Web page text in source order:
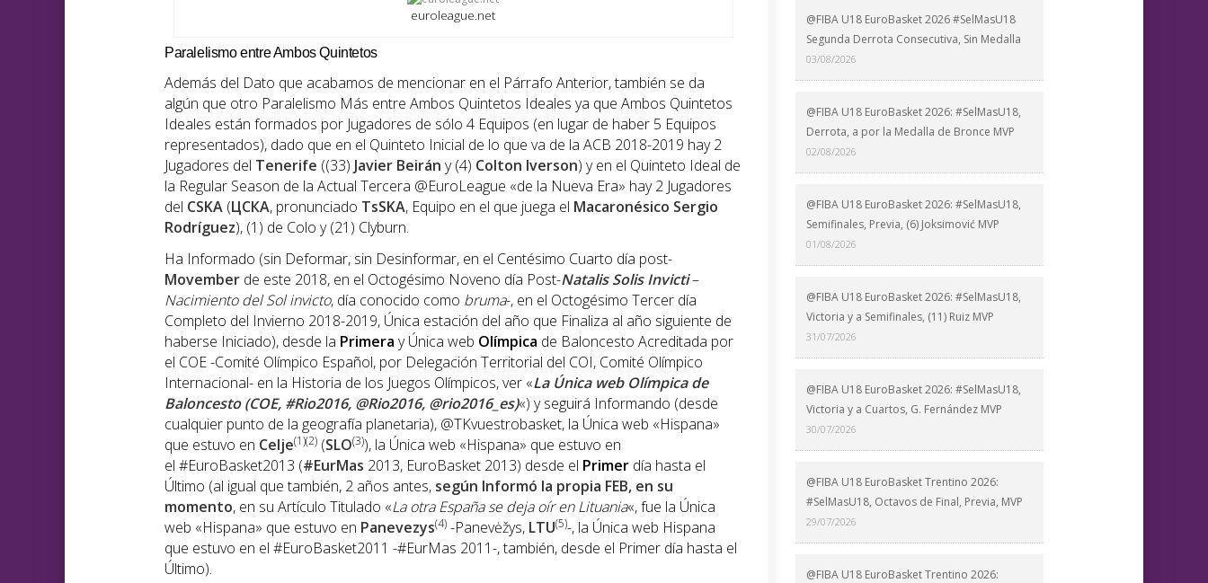
euroleague.net
Paralelismo entre Ambos Quintetos
Además del Dato que acabamos de mencionar en el Párrafo Anterior, también se da
algún que otro Paralelismo Más entre Ambos Quintetos Ideales ya que Ambos Quintetos
Ideales están formados por Jugadores de sólo 4 Equipos (en lugar de haber 5 Equipos
representados), dado que en el Quinteto Inicial de lo que va de la ACB 2018-2019 hay 2
Jugadores del Tenerife ((33) Javier Beirán y (4) Colton Iverson) y en el Quinteto Ideal de
la Regular Season de la Actual Tercera @EuroLeague «de la Nueva Era» hay 2 Jugadores
del CSKA (ЦСКА, pronunciado TsSKA, Equipo en el que juega el Macaronésico Sergio
Rodríguez), (1) de Colo y (21) Clyburn.
Ha Informado (sin Deformar, sin Desinformar, en el Centésimo Cuarto día post-
Movember de este 2018, en el Octogésimo Noveno día Post-Natalis Solis Invicti–
Nacimiento del Sol invicto, día conocido como bruma-, en el Octogésimo Tercer día
Completo del Invierno 2018-2019, Única estación del año que Finaliza al año siguiente de
haberse Iniciado), desde la Primera y Única web Olímpica de Baloncesto Acreditada por
el COE -Comité Olímpico Español, por Delegación Territorial del COI, Comité Olímpico
Internacional- en la Historia de los Juegos Olímpicos, ver «La Única web Olímpica de
Baloncesto (COE, #Rio2016, @Rio2016, @rio2016_es)«) y seguirá Informando (desde
cualquier punto de la geografía planetaria), @TKvuestrobasket, la Única web «Hispana»
que estuvo en Celje(1)(2) (SLO(3)), la Única web «Hispana» que estuvo en
el #EuroBasket2013 (#EurMas 2013, EuroBasket 2013) desde el Primer día hasta el
Último (al igual que también, 2 años antes, según Informó la propia FEB, en su
momento, en su Artículo Titulado «La otra España se deja oír en Lituania«, fue la Única
web «Hispana» que estuvo en Panevezys(4) -Panevėžys, LTU(5)-, la Única web Hispana
que estuvo en el #EuroBasket2011 -#EurMas 2011-, también, desde el Primer día hasta el
Último).
@FIBA U18 EuroBasket 2026 #SelMasU18
Segunda Derrota Consecutiva, Sin Medalla
03/08/2026
@FIBA U18 EuroBasket 2026: #SelMasU18,
Derrota, a por la Medalla de Bronce MVP
02/08/2026
@FIBA U18 EuroBasket 2026: #SelMasU18,
Semifinales, Previa, (6) Joksimović MVP
01/08/2026
@FIBA U18 EuroBasket 2026: #SelMasU18,
Victoria y a Semifinales, (11) Ruiz MVP
31/07/2026
@FIBA U18 EuroBasket 2026: #SelMasU18,
Victoria y a Cuartos, G. Fernández MVP
30/07/2026
@FIBA U18 EuroBasket Trentino 2026:
#SelMasU18, Octavos de Final, Previa, MVP
29/07/2026
@FIBA U18 EuroBasket Trentino 2026: